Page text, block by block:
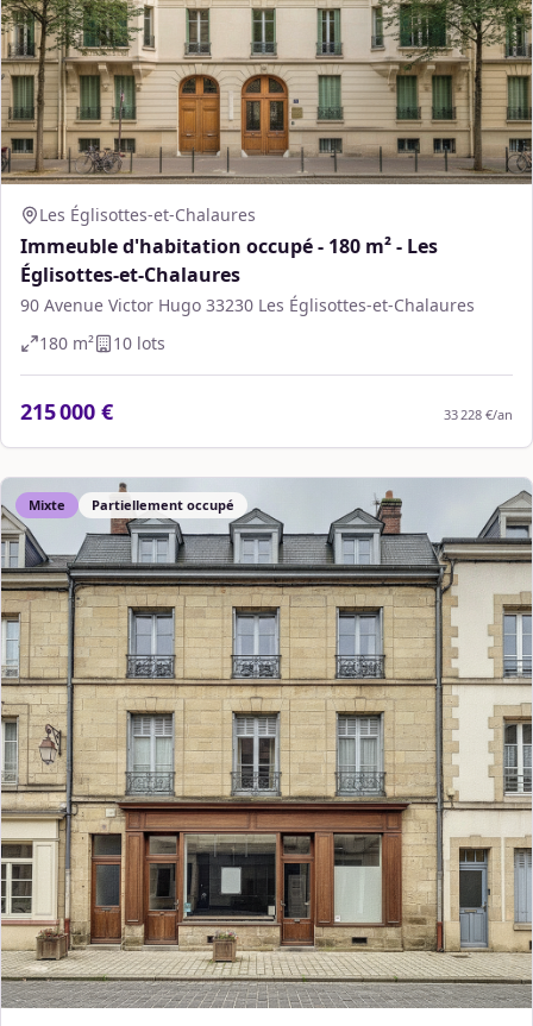
Les Églisottes-et-Chalaures
Immeuble d'habitation occupé - 180 m² - Les
Églisottes-et-Chalaures
90 Avenue Victor Hugo 33230 Les Églisottes-et-Chalaures
180 m² 10 lots
215 000 € 33 228 €/an
Mixte Partiellement occupé